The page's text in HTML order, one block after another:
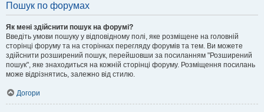
Пошук по форумах
Як мені здійснити пошук на форумі?
Введіть умови пошуку у відповідному полі, яке розміщене на головній
сторінці форуму та на сторінках перегляду форумів та тем. Ви можете
здійснити розширений пошук, перейшовши за посиланням "Розширений
пошук", яке знаходиться на кожній сторінці форуму. Розміщення посилань
може відрізнятись, залежно від стилю.
Догори